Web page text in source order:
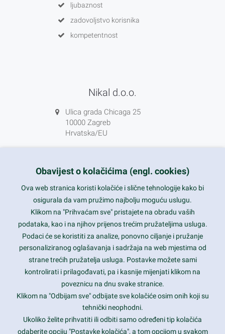
ljubaznost
zadovoljstvo korisnika
kompetentnost
Nikal d.o.o.
Ulica grada Chicaga 25
10000 Zagreb
Hrvatska/EU
info@nikal.hr
HR-AB-01-080761107
ponedjeljak-petak 8-16h
Nazovite nas na besplatni telefon:
0800 85 66
Tečaj konverzije 1 EUR = 7,53450 kn
Obavijest o kolačićima (engl. cookies)
Ova web stranica koristi kolačiće i slične tehnologije kako bi
osigurala da vam pružimo najbolju moguću uslugu.
Klikom na "Prihvaćam sve" pristajete na obradu vaših
podataka, kao i na njihov prijenos trećim pružateljima usluga.
Podaci će se koristiti za analize, ponovno ciljanje i pružanje
personaliziranog oglašavanja i sadržaja na web mjestima od
strane trećih pružatelja usluga. Postavke možete sami
kontrolirati i prilagođavati, pa i kasnije mijenjati klikom na
poveznicu na dnu svake stranice.
Klikom na "Odbijam sve" odbijate sve kolačiće osim onih koji su
tehnički neophodni.
Ukoliko želite prihvatiti ili odbiti samo određeni tip kolačića
odaberite opciju "Postavke kolačića", a tom opcijom u svakom